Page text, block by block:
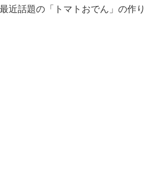
近話題の「トマトおでん」の作り